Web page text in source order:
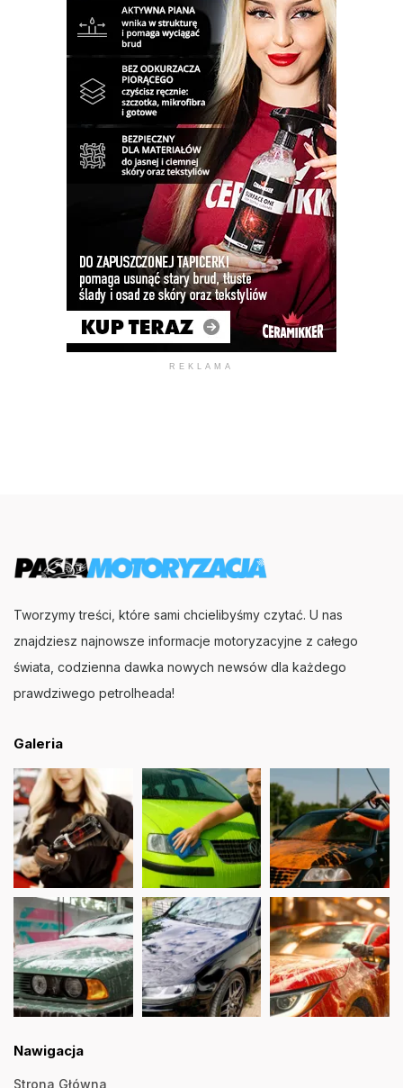
REKLAMA
Tworzymy treści, które sami chcielibyśmy czytać. U nas
znajdziesz najnowsze informacje motoryzacyjne z całego
świata, codzienna dawka nowych newsów dla każdego
prawdziwego petrolheada!
Galeria
Nawigacja
Strona Główna